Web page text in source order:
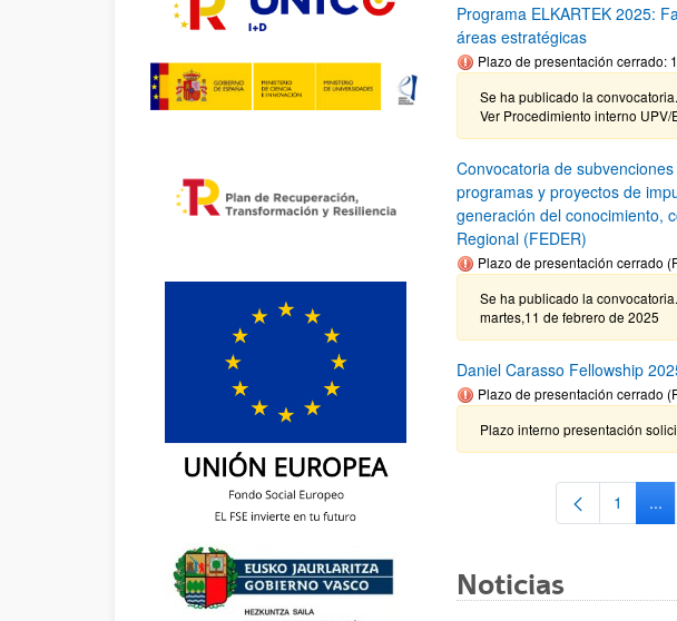
Programa ELKARTEK 2025:
áreas estratégicas
Plazo de presentación cerrado:
Se ha publicado la
Ver Procedimiento interno
Convocatoria de
programas y proyectos de
generación del conocimiento,
Regional (FEDER)
Plazo de presentación cerrado
Se ha publicado la
martes,11 de febrero de 2025
Daniel Carasso Fellowship
Plazo de presentación cerrado
Plazo interno presentación
Página
1 ...
Noticias